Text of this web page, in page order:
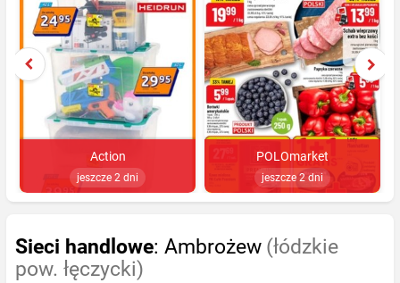
Action
jeszcze 2 dni
POLOmarket
jeszcze 2 dni
Sieci handlowe: Ambrożew (łódzkie
pow. łęczycki)